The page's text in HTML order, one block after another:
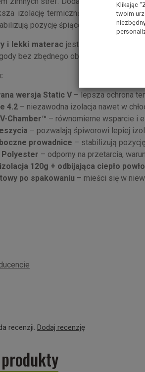
izolację termiczną i sprawia, że
pozycję śpiącego, zapobiegając
i lekki materacjest idealnym
bez zbędnego obciążenia ekwipunku
wersja Static V – lepsza ochrona
4.2 – niezawodna izolacja nawet w
Chamber™ – równomierne wsparcie i
– pozwalają śpiworowi lepiej
prowadnice – stabilizują
Polyester – odporny na przetarcia,
120g + odbijająca ciepło
po spakowaniu – mieści się w
recenzji. Dodaj recenzję
Klikając
twoim